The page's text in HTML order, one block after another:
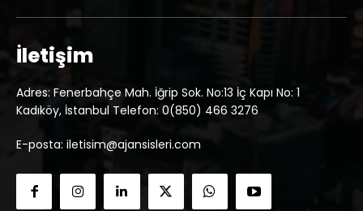
İletişim
Adres: Fenerbahçe Mah. İğrip Sok. No:13 İç Kapı No: 1
Kadıköy, İstanbul Telefon: 0(850) 466 3276
E-posta: iletisim@ajansisleri.com